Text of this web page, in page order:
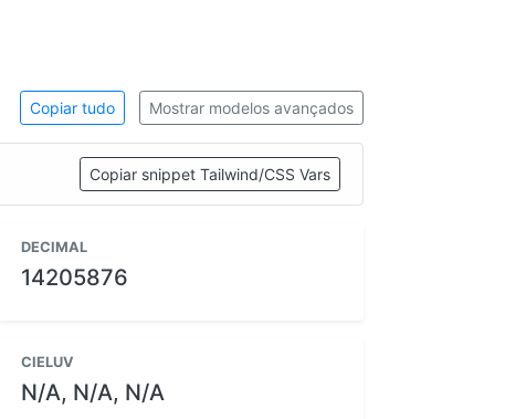
Copiar tudo Mostrar modelos avançados
Copiar snippet Tailwind/CSS Vars
DECIMAL
14205876
CIELUV
N/A, N/A, N/A